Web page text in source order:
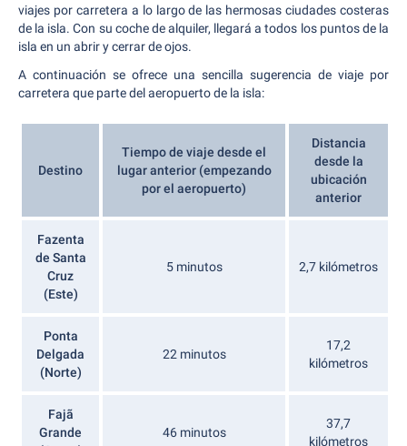
viajes por carretera a lo largo de las hermosas ciudades costeras
de la isla. Con su coche de alquiler, llegará a todos los puntos de la
isla en un abrir y cerrar de ojos.
A continuación se ofrece una sencilla sugerencia de viaje por
carretera que parte del aeropuerto de la isla:
Destino
Tiempo de viaje desde el
lugar anterior (empezando
por el aeropuerto)
Distancia
desde la
ubicación
anterior
Fazenta
de Santa
Cruz
(Este)
5 minutos 2,7 kilómetros
Ponta
Delgada
(Norte)
22 minutos
17,2
kilómetros
Fajã
Grande
46 minutos
37,7
kilómetros